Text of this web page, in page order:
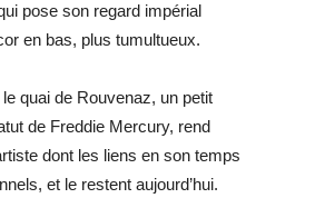
pose son regard impérial
en bas, plus tumultueux.
quai de Rouvenaz, un petit
de Freddie Mercury, rend
dont les liens en son temps
et le restent aujourd’hui.